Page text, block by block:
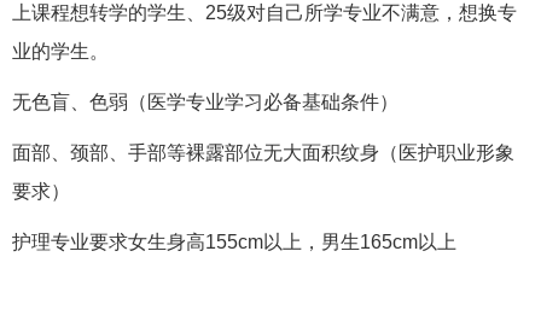
上课程想转学的学生、25级对自己所学专业不满意，想换专
业的学生。
无色盲、色弱（医学专业学习必备基础条件）
面部、颈部、手部等裸露部位无大面积纹身（医护职业形象
要求）
护理专业要求女生身高155cm以上，男生165cm以上